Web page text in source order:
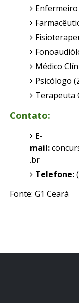
Enfermeiro
Médico
Psicólogo
Terapeuta
Contato:
E-
mail:
.br
Telefone:
Fonte: G1 Ceará